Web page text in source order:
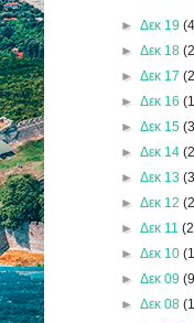
► Δεκ 19
► Δεκ 18
► Δεκ 17
► Δεκ 16
► Δεκ 15
► Δεκ 14
► Δεκ 13
► Δεκ 12
► Δεκ 11
► Δεκ 10
► Δεκ 09
► Δεκ 08